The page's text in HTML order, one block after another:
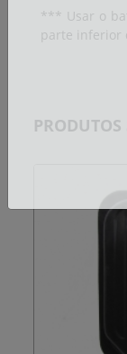
*** Usar o
parte inferior